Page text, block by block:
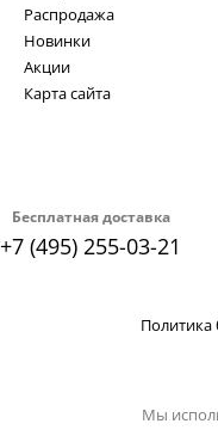
Бесплатная доставка
+7 (495) 255-03-21
Распродажа
Новинки
Акции
Карта сайта
Политика
Мы